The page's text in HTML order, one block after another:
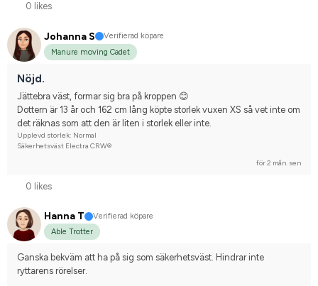
0 likes
Johanna S
Verifierad köpare
Manure moving Cadet
Nöjd.
Jättebra väst, formar sig bra på kroppen 😊
Dottern är 13 år och 162 cm lång köpte storlek vuxen XS så vet inte om
det räknas som att den är liten i storlek eller inte.
Upplevd storlek: Normal
Säkerhetsväst Electra CRW®
för 2 mån. sen
0 likes
Hanna T
Verifierad köpare
Able Trotter
Ganska bekväm att ha på sig som säkerhetsväst. Hindrar inte
ryttarens rörelser.